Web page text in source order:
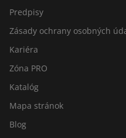
Predpisy
Zásady ochrany osobných
Kariéra
Zóna PRO
Katalóg
Mapa stránok
Blog